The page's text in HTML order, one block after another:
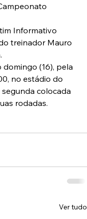
Informativo
treinador Mauro
(16), pela
no estádio do
colocada
rodadas.
Ver tudo